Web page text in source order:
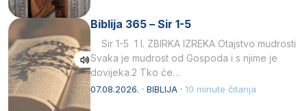
Biblija 365 – Sir 1-5
Sir 1-5 1 I. ZBIRKA IZREKA Otajstvo mudrosti
Svaka je mudrost od Gospoda i s njime je
dovijeka.2 Tko će…
07.08.2026. · BIBLIJA · 10 minute čitanja